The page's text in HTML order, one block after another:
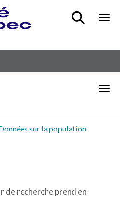
sur la population
de recherche prend en